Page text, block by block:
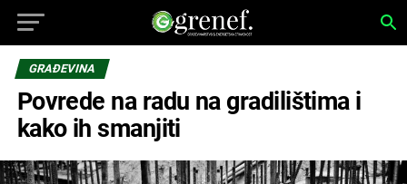
GRAĐEVINA
Povrede na radu na gradilištima i
kako ih smanjiti